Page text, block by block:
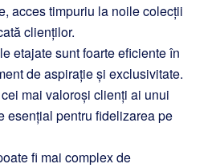
acces timpuriu la noile colecții
clienților.
etajate sunt foarte eficiente în
de aspirație și exclusivitate.
mai valoroși clienți ai unui
esențial pentru fidelizarea pe
fi mai complex de